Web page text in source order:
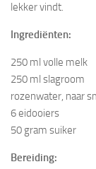
lekker vindt.
Ingrediënten:
250 ml volle melk
250 ml slagroom
rozenwater, naar
6 eidooiers
50 gram suiker
Bereiding: